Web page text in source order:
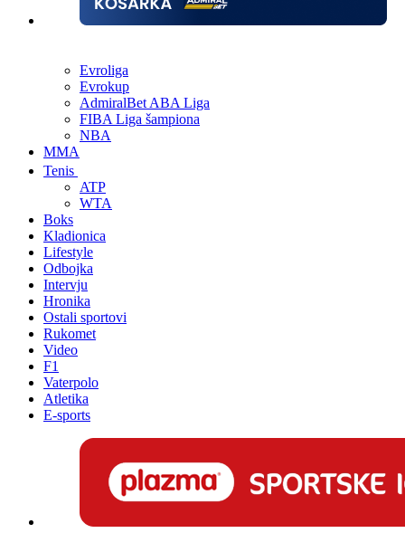
Evroliga
Evrokup
AdmiralBet ABA Liga
FIBA Liga šampiona
NBA
MMA
Tenis
ATP
WTA
Boks
Kladionica
Lifestyle
Odbojka
Intervju
Hronika
Ostali sportovi
Rukomet
Video
F1
Vaterpolo
Atletika
E-sports